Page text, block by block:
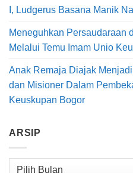
I, Ludgerus Basana Manik
Meneguhkan Persaudaraan
Melalui Temu Imam Unio
Anak Remaja Diajak
dan Misioner Dalam
Keuskupan Bogor
ARSIP
Arsip